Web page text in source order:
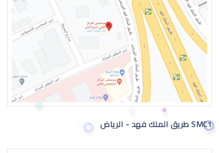
عيون الطفل الرضيع تدمع
SMC1 طريق الملك فهد - الرياض